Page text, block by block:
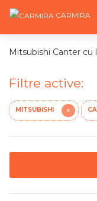
CARMIRA
Mitsubishi Canter cu
Filtre active:
MITSUBISHI X